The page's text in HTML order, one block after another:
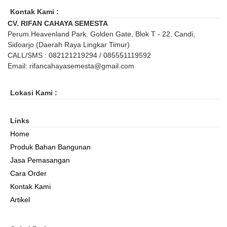
Kontak Kami :
CV. RIFAN CAHAYA SEMESTA
Perum.Heavenland Park. Golden Gate, Blok T - 22, Candi,
Sidoarjo (Daerah Raya Lingkar Timur)
CALL/SMS : 082121219294 / 085551119592
Email: rifancahayasemesta@gmail.com
Lokasi Kami :
Links
Home
Produk Bahan Bangunan
Jasa Pemasangan
Cara Order
Kontak Kami
Artikel